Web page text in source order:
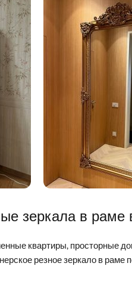
зеркала в раме
квартиры, просторные
резное зеркало в